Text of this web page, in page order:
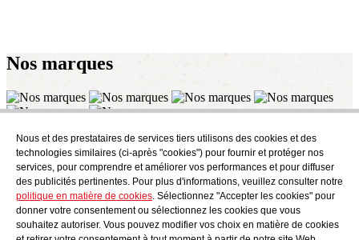
Nous et des prestataires de services tiers utilisons des cookies et des
technologies similaires (ci-après "cookies") pour fournir et protéger nos
services, pour comprendre et améliorer vos performances et pour diffuser
des publicités pertinentes. Pour plus d'informations, veuillez consulter notre
politique en matière de cookies. Sélectionnez "Accepter les cookies" pour
donner votre consentement ou sélectionnez les cookies que vous
souhaitez autoriser. Vous pouvez modifier vos choix en matière de cookies
Nos marques
S'abonner
Découvrez ce qui se mijote chez AudensFood.
J'ai lu et j'accepte lesPolitique de confidentialité
Qui sommes-nous ?Audens news Produits Blog gastronomique
Contact Travailler avec nous